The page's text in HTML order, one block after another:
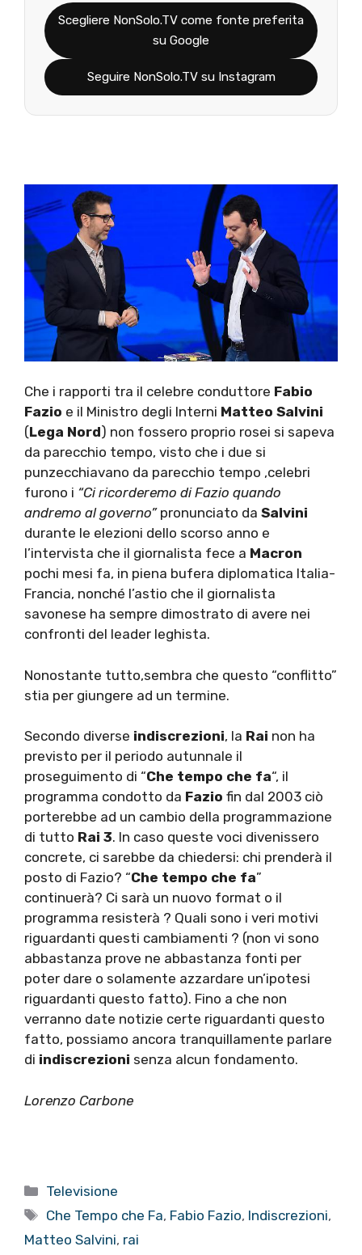
Scegliere NonSolo.TV come fonte preferita
su Google
Seguire NonSolo.TV su Instagram
Che i rapporti tra il celebre conduttore Fabio
Fazio e il Ministro degli Interni Matteo Salvini
(Lega Nord) non fossero proprio rosei si sapeva
da parecchio tempo, visto che i due si
punzecchiavano da parecchio tempo ,celebri
furono i “Ci ricorderemo di Fazio quando
andremo al governo”pronunciato da Salvini
durante le elezioni dello scorso anno e
l’intervista che il giornalista fece a Macron
pochi mesi fa, in piena bufera diplomatica Italia-
Francia, nonché l’astio che il giornalista
savonese ha sempre dimostrato di avere nei
confronti del leader leghista.
Nonostante tutto,sembra che questo “conflitto”
stia per giungere ad un termine.
Secondo diverse indiscrezioni, la Rai non ha
previsto per il periodo autunnale il
proseguimento di “Che tempo che fa“, il
programma condotto da Fazio fin dal 2003 ciò
porterebbe ad un cambio della programmazione
di tutto Rai 3. In caso queste voci divenissero
concrete, ci sarebbe da chiedersi: chi prenderà il
posto di Fazio? “Che tempo che fa”
continuerà? Ci sarà un nuovo format o il
programma resisterà ? Quali sono i veri motivi
riguardanti questi cambiamenti ? (non vi sono
abbastanza prove ne abbastanza fonti per
poter dare o solamente azzardare un’ipotesi
riguardanti questo fatto). Fino a che non
verranno date notizie certe riguardanti questo
fatto, possiamo ancora tranquillamente parlare
di indiscrezioni senza alcun fondamento.
Lorenzo Carbone
Categorie
Televisione
Tag
Che Tempo che Fa, Fabio Fazio, Indiscrezioni,
Matteo Salvini, rai